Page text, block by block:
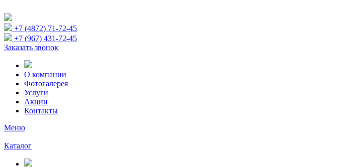
+7 (4872) 71-72-45
+7 (967) 431-72-45
Заказать звонок
О компании
Фотогалерея
Услуги
Акции
Контакты
Меню
Каталог